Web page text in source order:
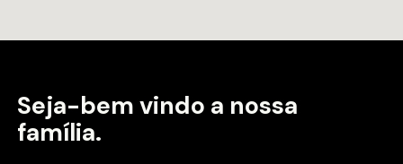
Seja-bem vindo a nossa
família.